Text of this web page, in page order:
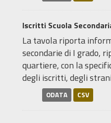
Iscritti Scuola
La tavola riporta
secondarie di I grado,
quartiere, con la
degli iscritti, degli
ODATA CSV